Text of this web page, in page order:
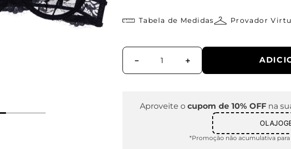
Provador
Tabela de Medidas
＋
－
Aproveite o cupom de 10% OFFna
*Promoção não acumulativa